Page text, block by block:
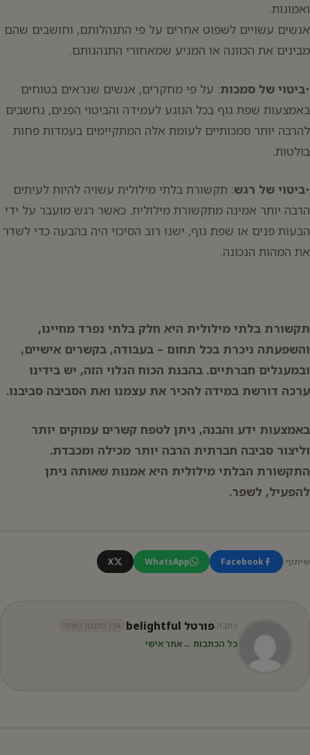
ואמונות.
אנשים עשויים לשפוט אחרים על פי התנהלותם, וחושבים שהם
מבינים את הכוונה או המניע שמאחורי התנהגותם.
•ביטוי של סמכות: על פי מחקרים, אנשים שנראים בטוחים
באמצעות שפת גוף בכל הנוגע לעמידה והביטוי הפנים, נחשבים
להרבה יותר סמכותיים לעומת אלה המתקיימים בעמדות פחות
בולטות.
•ביטוי של רגש: תקשורת בלתי מילולית עשויה להיות לעיתים
הרבה יותר אמינה מתקשורת מילולית. כאשר רגש מועבר על ידי
הבעות פנים או שפת גוף, ישנו רוב הסיכוי היה בהבעה כדי לשדר
את המהות הנכונה.
תקשורת בלתי מילולית היא חלק בלתי נפרד מחיינו,
והשפעתה ניכרת בכל תחום – בעבודה, בקשרים אישיים,
ובמעגלים חברתיים. בהבנת הכוח הגלוי הזה, יש בידינו
ערכה דורשת במידה להכיר את עצמנו ואת הסביבה סביבנו.
באמצעות ידע והבנה, ניתן לטפח קשרים עמוקים יותר
וליצור סביבה חברתית הרבה יותר מכילה ומכבדת.
התקשורת הבלתי מילולית היא אמנות שאותה ניתן
להפעיל, לשפר.
שיתוף: Facebook
WhatsApp
X
כתבה:פורטל belightful 154 כתבות באתר
כל הכתבות →אתר אישי